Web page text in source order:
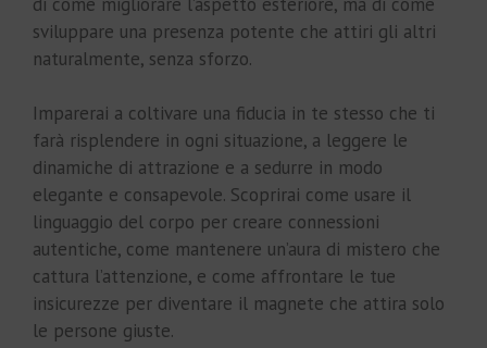
sviluppare una presenza potente che attiri gli altri
naturalmente, senza sforzo.
Imparerai a coltivare una fiducia in te stesso che ti
farà risplendere in ogni situazione, a leggere le
dinamiche di attrazione e a sedurre in modo
elegante e consapevole. Scoprirai come usare il
linguaggio del corpo per creare connessioni
autentiche, come mantenere un’aura di mistero che
cattura l’attenzione, e come affrontare le tue
insicurezze per diventare il magnete che attira solo
le persone giuste.